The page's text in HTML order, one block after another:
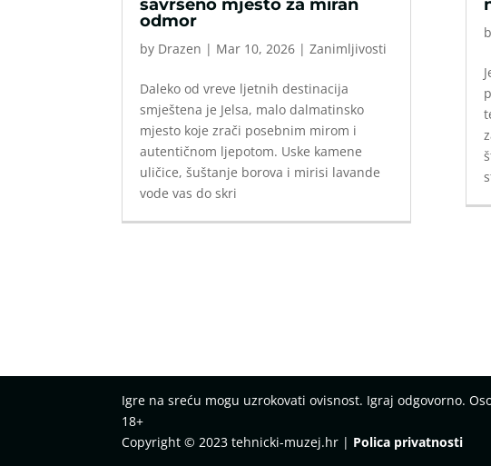
savršeno mjesto za miran
odmor
by Drazen | Mar 10, 2026 |Zanimljivosti
Daleko od vreve ljetnih destinacija
smještena je Jelsa, malo dalmatinsko
mjesto koje zrači posebnim mirom i
autentičnom ljepotom. Uske kamene
uličice, šuštanje borova i mirisi lavande
vode vas do skri
Igre na sreću mogu uzrokovati ovisnost. Igraj odgovorno.
18+
Copyright © 2023 tehnicki-muzej.hr | Polica privatnosti